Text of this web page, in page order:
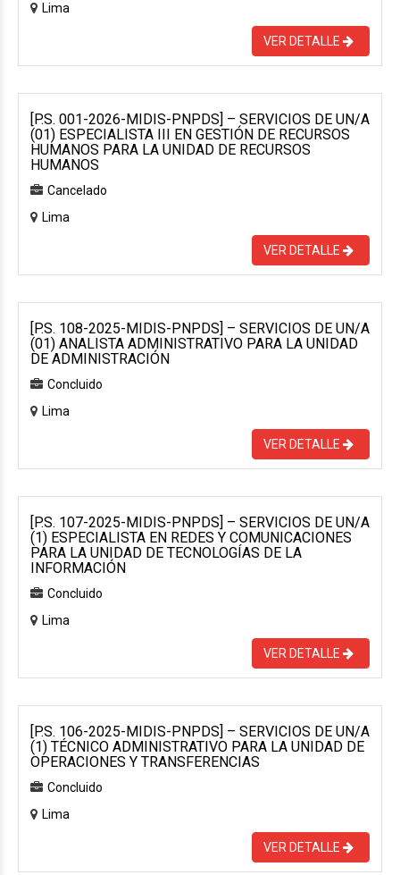
Lima
VER DETALLE
[P.S. 001-2026-MIDIS-PNPDS] – SERVICIOS DE UN/A
(01) ESPECIALISTA III EN GESTIÓN DE RECURSOS
HUMANOS PARA LA UNIDAD DE RECURSOS
HUMANOS
Cancelado
Lima
VER DETALLE
[P.S. 108-2025-MIDIS-PNPDS] – SERVICIOS DE UN/A
(01) ANALISTA ADMINISTRATIVO PARA LA UNIDAD
DE ADMINISTRACIÓN
Concluido
Lima
VER DETALLE
[P.S. 107-2025-MIDIS-PNPDS] – SERVICIOS DE UN/A
(1) ESPECIALISTA EN REDES Y COMUNICACIONES
PARA LA UNIDAD DE TECNOLOGÍAS DE LA
INFORMACIÓN
Concluido
Lima
VER DETALLE
[P.S. 106-2025-MIDIS-PNPDS] – SERVICIOS DE UN/A
(1) TÉCNICO ADMINISTRATIVO PARA LA UNIDAD DE
OPERACIONES Y TRANSFERENCIAS
Concluido
Lima
VER DETALLE